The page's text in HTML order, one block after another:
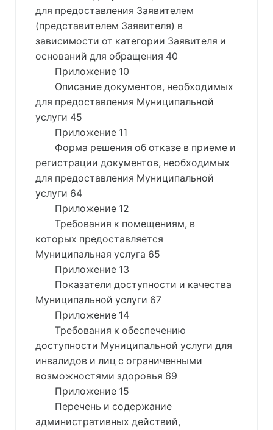
для предоставления Заявителем
(представителем Заявителя) в
зависимости от категории Заявителя и
оснований для обращения 40
Приложение 10
Описание документов, необходимых
для предоставления Муниципальной
услуги 45
Приложение 11
Форма решения об отказе в приеме и
регистрации документов, необходимых
для предоставления Муниципальной
услуги 64
Приложение 12
Требования к помещениям, в
которых предоставляется
Муниципальная услуга 65
Приложение 13
Показатели доступности и качества
Муниципальной услуги 67
Приложение 14
Требования к обеспечению
доступности Муниципальной услуги для
инвалидов и лиц с ограниченными
возможностями здоровья 69
Приложение 15
Перечень и содержание
административных действий,